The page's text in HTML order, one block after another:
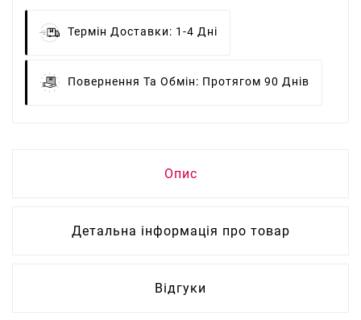
Термін Доставки: 1-4 Дні
Повернення Та Обмін: Протягом 90 Днів
Опис
Детальна інформація про товар
Відгуки